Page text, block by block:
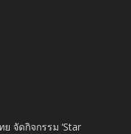
จัดกิจกรรม ‘Star